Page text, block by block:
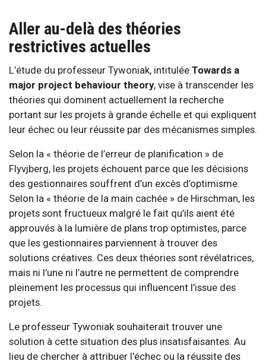
Aller au-delà des théories
restrictives actuelles
L’étude du professeur Tywoniak, intitulée Towards a
major project behaviour theory, vise à transcender les
théories qui dominent actuellement la recherche
portant sur les projets à grande échelle et qui expliquent
leur échec ou leur réussite par des mécanismes simples.
Selon la « théorie de l’erreur de planification » de
Flyvjberg, les projets échouent parce que les décisions
des gestionnaires souffrent d’un excès d’optimisme.
Selon la « théorie de la main cachée » de Hirschman, les
projets sont fructueux malgré le fait qu’ils aient été
approuvés à la lumière de plans trop optimistes, parce
que les gestionnaires parviennent à trouver des
solutions créatives. Ces deux théories sont révélatrices,
mais ni l’une ni l’autre ne permettent de comprendre
pleinement les processus qui influencent l’issue des
projets.
Le professeur Tywoniak souhaiterait trouver une
solution à cette situation des plus insatisfaisantes. Au
lieu de chercher à attribuer l’échec ou la réussite des